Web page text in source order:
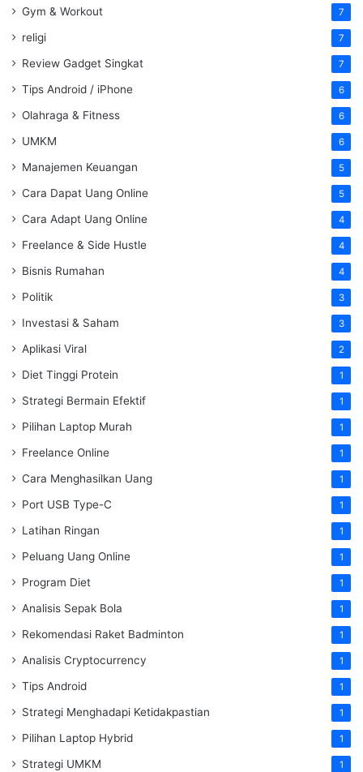
Gym & Workout 7
religi 7
Review Gadget Singkat 7
Tips Android / iPhone 6
Olahraga & Fitness 6
UMKM 6
Manajemen Keuangan 5
Cara Dapat Uang Online 5
Cara Adapt Uang Online 4
Freelance & Side Hustle 4
Bisnis Rumahan 4
Politik 3
Investasi & Saham 3
Aplikasi Viral 2
Diet Tinggi Protein 1
Strategi Bermain Efektif 1
Pilihan Laptop Murah 1
Freelance Online 1
Cara Menghasilkan Uang 1
Port USB Type-C 1
Latihan Ringan 1
Peluang Uang Online 1
Program Diet 1
Analisis Sepak Bola 1
Rekomendasi Raket Badminton 1
Analisis Cryptocurrency 1
Tips Android 1
Strategi Menghadapi Ketidakpastian 1
Pilihan Laptop Hybrid 1
Strategi UMKM 1